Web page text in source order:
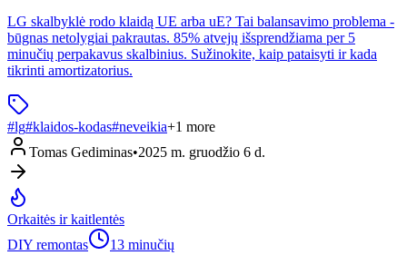
LG skalbyklė rodo klaidą UE arba uE? Tai balansavimo problema -
būgnas netolygiai pakrautas. 85% atvejų išsprendžiama per 5
minučių perpakavus skalbinius. Sužinokite, kaip pataisyti ir kada
tikrinti amortizatorius.
#lg#klaidos-kodas#neveikia+1 more
Tomas Gediminas•2025 m. gruodžio 6 d.
Orkaitės ir kaitlentės
DIY remontas
13 minučių